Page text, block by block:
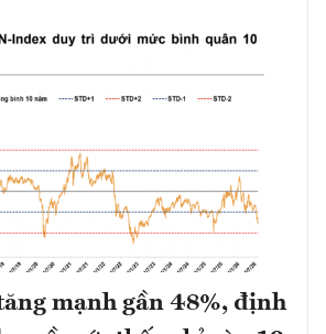
mạnh gần 48%, định